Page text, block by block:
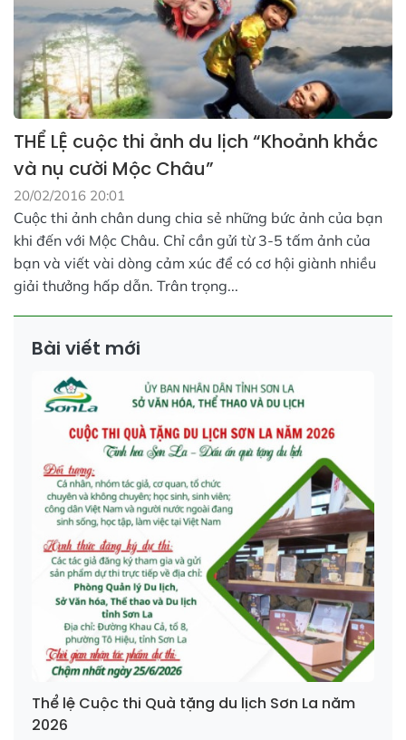
THỂ LỆ cuộc thi ảnh du lịch “Khoảnh khắc
và nụ cười Mộc Châu”
20/02/2016 20:01
Cuộc thi ảnh chân dung chia sẻ những bức ảnh của bạn
khi đến với Mộc Châu. Chỉ cần gửi từ 3-5 tấm ảnh của
bạn và viết vài dòng cảm xúc để có cơ hội giành nhiều
giải thưởng hấp dẫn. Trân trọng...
Bài viết mới
Thể lệ Cuộc thi Quà tặng du lịch Sơn La năm
2026